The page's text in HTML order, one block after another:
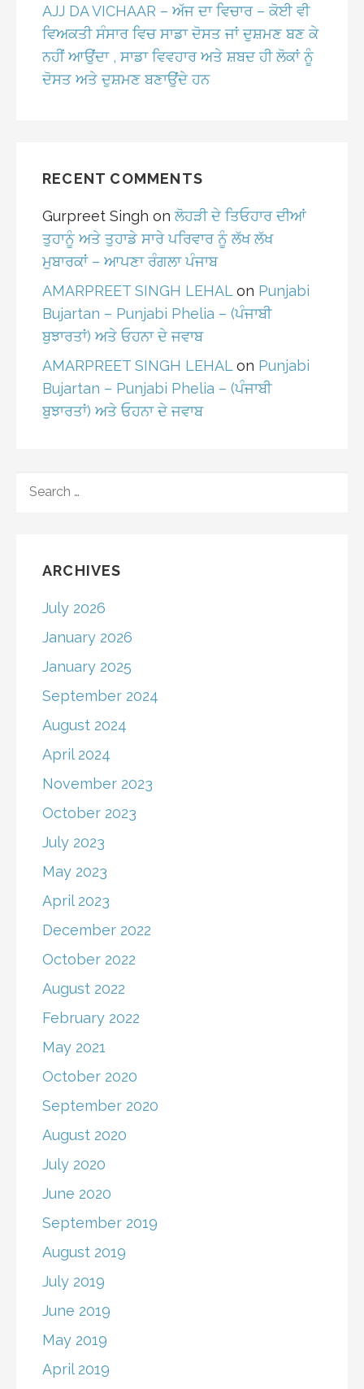
AJJ DA VICHAAR – ਅੱਜ ਦਾ ਵਿਚਾਰ – ਕੋਈ ਵੀ
ਵਿਅਕਤੀ ਸੰਸਾਰ ਵਿਚ ਸਾਡਾ ਦੋਸਤ ਜਾਂ ਦੁਸ਼ਮਣ ਬਣ ਕੇ
ਨਹੀਂ ਆਉਂਦਾ , ਸਾਡਾ ਵਿਵਹਾਰ ਅਤੇ ਸ਼ਬਦ ਹੀ ਲੋਕਾਂ ਨੂੰ
ਦੋਸਤ ਅਤੇ ਦੁਸ਼ਮਣ ਬਣਾਉਂਦੇ ਹਨ
RECENT COMMENTS
Gurpreet Singh on ਲੋਹੜੀ ਦੇ ਤਿਓਹਾਰ ਦੀਆਂ
ਤੁਹਾਨੂੰ ਅਤੇ ਤੁਹਾਡੇ ਸਾਰੇ ਪਰਿਵਾਰ ਨੂੰ ਲੱਖ ਲੱਖ
ਮੁਬਾਰਕਾਂ – ਆਪਣਾ ਰੰਗਲਾ ਪੰਜਾਬ
AMARPREET SINGH LEHAL on Punjabi
Bujartan – Punjabi Phelia – (ਪੰਜਾਬੀ
ਬੁਝਾਰਤਾਂ) ਅਤੇ ਓਹਨਾ ਦੇ ਜਵਾਬ
AMARPREET SINGH LEHAL on Punjabi
Bujartan – Punjabi Phelia – (ਪੰਜਾਬੀ
ਬੁਝਾਰਤਾਂ) ਅਤੇ ਓਹਨਾ ਦੇ ਜਵਾਬ
FOR:
ARCHIVES
July 2026
January 2026
January 2025
September 2024
August 2024
April 2024
November 2023
October 2023
July 2023
May 2023
April 2023
December 2022
October 2022
August 2022
February 2022
May 2021
October 2020
September 2020
August 2020
July 2020
June 2020
September 2019
August 2019
July 2019
June 2019
May 2019
April 2019